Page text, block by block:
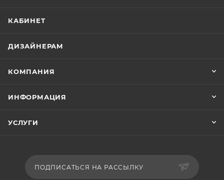
КАБИНЕТ
ДИЗАЙНЕРАМ
КОМПАНИЯ
ИНФОРМАЦИЯ
УСЛУГИ
ПОДПИСАТЬСЯ НА РАССЫЛКУ